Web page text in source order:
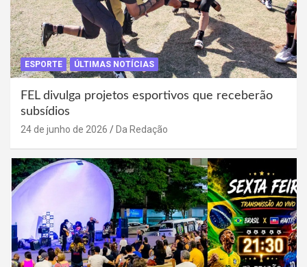
ESPORTE ÚLTIMAS NOTÍCIAS
FEL divulga projetos esportivos que receberão
subsídios
24 de junho de 2026 Da Redação